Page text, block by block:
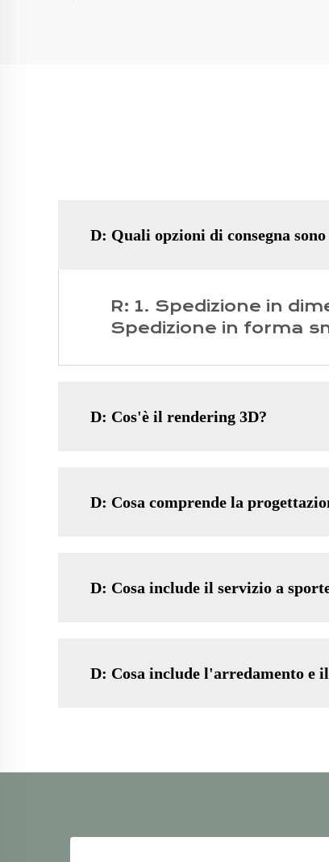
D: Quali opzioni di consegna
R: 1. Spedizione in
Spedizione in forma
D: Cos'è il rendering 3D?
D: Cosa comprende la
D: Cosa include il servizio a
D: Cosa include l'arredamento e